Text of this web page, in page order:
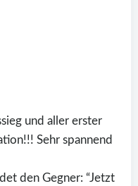
und aller erster
Sehr spannend
den Gegner: “Jetzt